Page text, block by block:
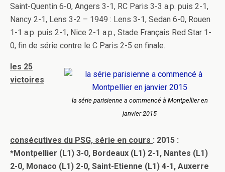
Saint-Quentin 6-0, Angers 3-1, RC Paris 3-3 a.p. puis 2-1,
Nancy 2-1, Lens 3-2 – 1949 : Lens 3-1, Sedan 6-0, Rouen
1-1 a.p. puis 2-1, Nice 2-1 a.p., Stade Français Red Star 1-
0, fin de série contre le C Paris 2-5 en finale.
la série parisienne a commencé à Montpellier en
janvier 2015
les 25
victoires
consécutives du PSG, série en cours : 2015 :
*Montpellier (L1) 3-0, Bordeaux (L1) 2-1, Nantes (L1)
2-0, Monaco (L1) 2-0, Saint-Etienne (L1) 4-1, Auxerre